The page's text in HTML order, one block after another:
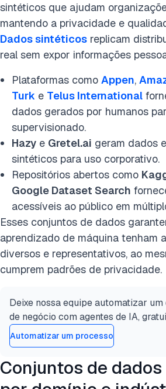
sintéticos que ajudam
mantendo a privacidade e
Dados sintéticos replicam
real sem expor informações
Plataformas como Appen,
Turk e Telus International
dados gerados por humanos
supervisionado.
Hazy e Gretel.ai geram dados
sintéticos para uso corporativo.
Repositórios abertos como
Google Dataset Search
acessíveis ao público em
Esses conjuntos de dados
aprendizado de máquina tenham
diversos e representativos, ao
cumprem padrões de privacidade.
Deixe nossa equipe automatizar
de negócio com agentes de IA,
Automatizar um processo
Conjuntos de